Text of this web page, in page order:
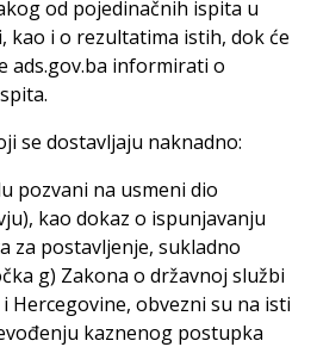
od pojedinačnih ispita u
kao i o rezultatima istih, dok će
ads.gov.ba informirati o
se dostavljaju naknadno:
na usmeni dio
kao dokaz o ispunjavanju
za postavljenje, sukladno
g) Zakona o državnoj službi
Hercegovine, obvezni su na isti
kaznenog postupka